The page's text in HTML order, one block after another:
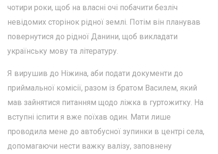
чотири роки, щоб на власні очі побачити безліч
невідомих сторінок рідної землі. Потім він планував
повернутися до рідної Данини, щоб викладати
українську мову та літературу.
Я вирушив до Ніжина, аби подати документи до
приймальної комісії, разом із братом Василем, який
мав зайнятися питанням щодо ліжка в гуртожитку. На
вступні іспити я вже поїхав один. Мати лише
проводила мене до автобусної зупинки в центрі села,
допомагаючи нести важку валізу, заповнену